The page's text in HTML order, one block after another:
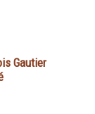
Gautier